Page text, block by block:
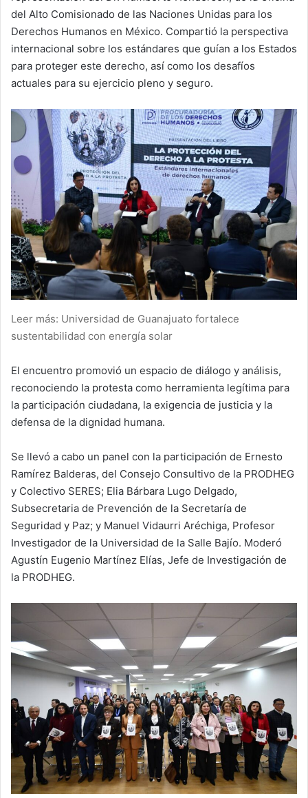
del Alto Comisionado de las Naciones Unidas para los
Derechos Humanos en México. Compartió la perspectiva
internacional sobre los estándares que guían a los Estados
para proteger este derecho, así como los desafíos
actuales para su ejercicio pleno y seguro.
Leer más: Universidad de Guanajuato fortalece
sustentabilidad con energía solar
El encuentro promovió un espacio de diálogo y análisis,
reconociendo la protesta como herramienta legítima para
la participación ciudadana, la exigencia de justicia y la
defensa de la dignidad humana.
Se llevó a cabo un panel con la participación de Ernesto
Ramírez Balderas, del Consejo Consultivo de la PRODHEG
y Colectivo SERES; Elia Bárbara Lugo Delgado,
Subsecretaria de Prevención de la Secretaría de
Seguridad y Paz; y Manuel Vidaurri Aréchiga, Profesor
Investigador de la Universidad de la Salle Bajío. Moderó
Agustín Eugenio Martínez Elías, Jefe de Investigación de
la PRODHEG.